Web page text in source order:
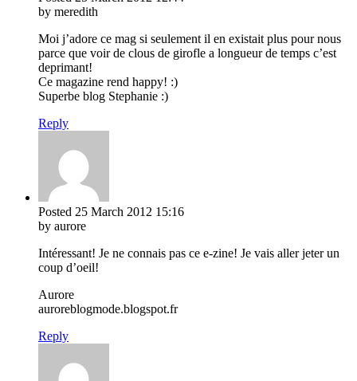
by meredith
Moi j’adore ce mag si seulement il en existait plus pour nous
parce que voir de clous de girofle a longueur de temps c’est
deprimant!
Ce magazine rend happy! :)
Superbe blog Stephanie :)
Reply
Posted 25 March 2012 15:16
by aurore
Intéressant! Je ne connais pas ce e-zine! Je vais aller jeter un
coup d’oeil!
Aurore
auroreblogmode.blogspot.fr
Reply